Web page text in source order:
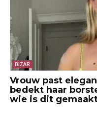
BIZAR
Vrouw past
bedekt haar
wie is dit